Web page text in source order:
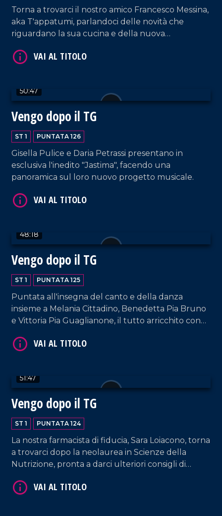
Torna a trovarci il nostro amico Francesco Messina,
aka T'appatumi, parlandoci delle novità che
riguardano la sua cucina e della nuova
50:47
Vengo dopo il TG
ST 1 PUNTATA 126
Gisella Pulice e Daria Petrassi presentano in
esclusiva l'inedito "Jastima", facendo una
panoramica sul loro nuovo progetto musicale.
48:18
Vengo dopo il TG
ST 1 PUNTATA 125
Puntata all'insegna del canto e della danza
insieme a Melania Cittadino, Benedetta Pia Bruno
e Vittoria Pia Guaglianone, il tutto arricchito con
accoglienza del padrone di casa, Francesco
51:47
Vengo dopo il TG
ST 1 PUNTATA 124
La nostra farmacista di fiducia, Sara Loiacono, torna
a trovarci dopo la neolaurea in Scienze della
Nutrizione, pronta a darci ulteriori consigli di
brani interpretati dalla coppia Sorrentino-Pagano
VAI AL TITOLO
VAI AL TITOLO
VAI AL TITOLO